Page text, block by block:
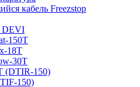
кабель Freezstop
DEVI
150T
18T
30T
(DTIR-150)
150)